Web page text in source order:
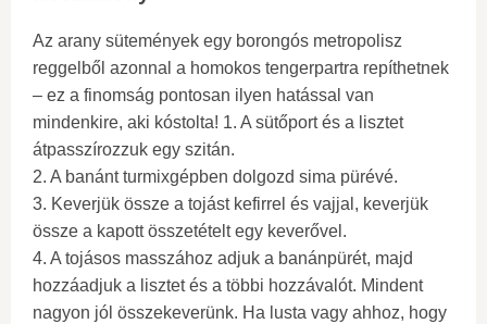
Az arany sütemények egy borongós metropolisz
reggelből azonnal a homokos tengerpartra repíthetnek
– ez a finomság pontosan ilyen hatással van
mindenkire, aki kóstolta! 1. A sütőport és a lisztet
átpasszírozzuk egy szitán.
2. A banánt turmixgépben dolgozd sima pürévé.
3. Keverjük össze a tojást kefirrel és vajjal, keverjük
össze a kapott összetételt egy keverővel.
4. A tojásos masszához adjuk a banánpürét, majd
hozzáadjuk a lisztet és a többi hozzávalót. Mindent
nagyon jól összekeverünk. Ha lusta vagy ahhoz, hogy